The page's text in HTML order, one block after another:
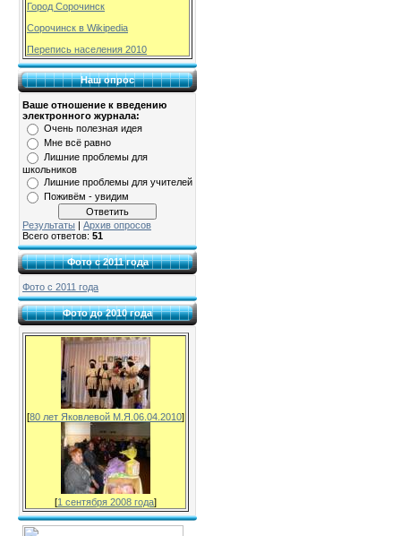
Город Сорочинск
Сорочинск в Wikipedia
Перепись населения 2010
Наш опрос
Ваше отношение к введению
электронного журнала:
Очень полезная идея
Мне всё равно
Лишние проблемы для
школьников
Лишние проблемы для учителей
Поживём - увидим
Результаты
Архив опросов
Всего ответов: 51
Фото с 2011 года
Фото с 2011 года
Фото до 2010 года
[80 лет Яковлевой М.Я.06.04.2010]
[1 сентября 2008 года]